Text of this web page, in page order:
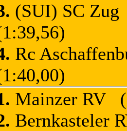
(SUI) SC
Rc
Mainzer RV
Bernkasteler